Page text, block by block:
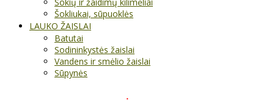
Šokliukai, sūpuoklės
LAUKO ŽAISLAI
Batutai
Sodininkystės žaislai
Vandens ir smėlio žaislai
Sūpynės